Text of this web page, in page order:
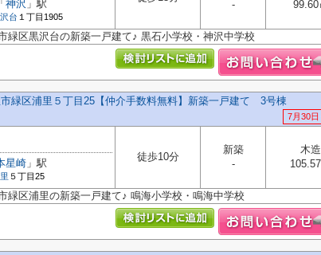
「 神沢 」駅
台 １丁目1905
-
99.60
黒沢台の新築一戸建て♪ 黒石小学校・神沢中学校
緑区浦里５丁目25【仲介手数料無料】新築一戸建て 3号棟
7月30
星崎 」駅
５丁目25
徒歩10分
新築
-
木造
浦里の新築一戸建て♪ 鳴海小学校・鳴海中学校